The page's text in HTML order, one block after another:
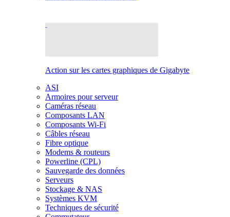
Action sur les cartes graphiques de Gigabyte
ASI
Armoires pour serveur
Caméras réseau
Composants LAN
Composants Wi-Fi
Câbles réseau
Fibre optique
Modems & routeurs
Powerline (CPL)
Sauvegarde des données
Serveurs
Stockage & NAS
Systèmes KVM
Techniques de sécurité